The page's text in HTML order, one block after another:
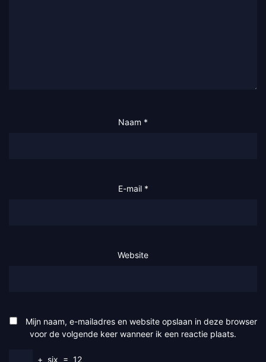
Naam *
E-mail *
Website
Mijn naam, e-mailadres en website opslaan in deze browser
voor de volgende keer wanneer ik een reactie plaats.
+ six = 12